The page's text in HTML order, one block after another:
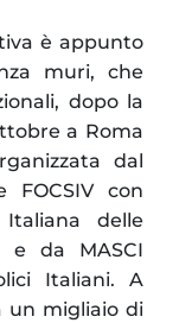
è appunto
muri, che
dopo la
a Roma
dal
con
Italiana delle
e da MASCI
Italiani. A
un migliaio di